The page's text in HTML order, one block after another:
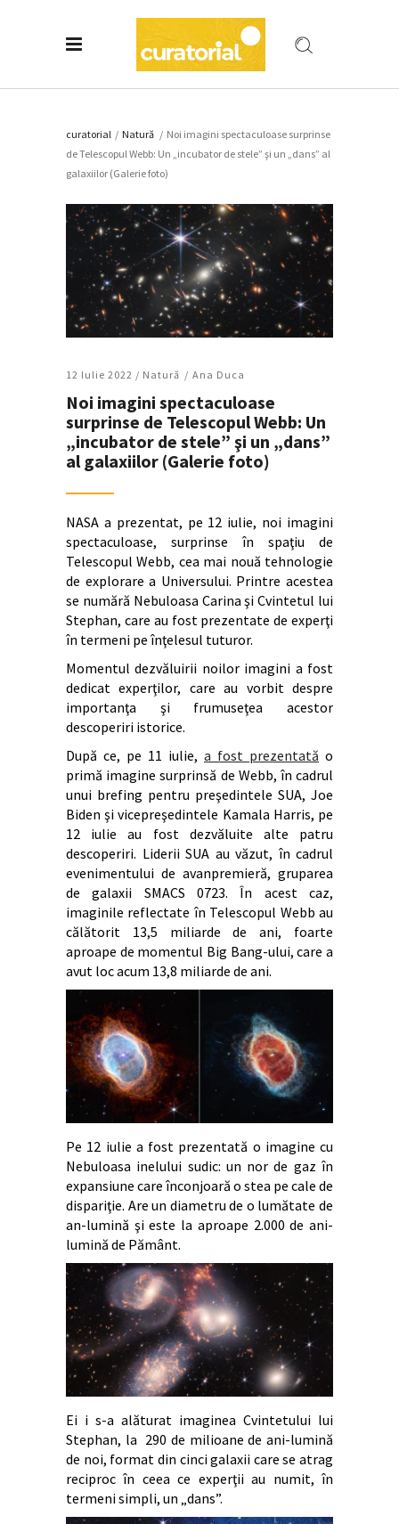
curatorial / Natură / Noi imagini spectaculoase surprinse
de Telescopul Webb: Un „incubator de stele” şi un „dans” al
galaxiilor (Galerie foto)
12 Iulie 2022 / Natură Ana Duca
Noi imagini spectaculoase
surprinse de Telescopul Webb: Un
„incubator de stele” şi un „dans”
al galaxiilor (Galerie foto)
NASA a prezentat, pe 12 iulie, noi imagini
spectaculoase, surprinse în spaţiu de
Telescopul Webb, cea mai nouă tehnologie
de explorare a Universului. Printre acestea
se numără Nebuloasa Carina şi Cvintetul lui
Stephan, care au fost prezentate de experţi
în termeni pe înţelesul tuturor.
Momentul dezvăluirii noilor imagini a fost
dedicat experţilor, care au vorbit despre
importanţa şi frumuseţea acestor
descoperiri istorice.
După ce, pe 11 iulie, a fost prezentată o
primă imagine surprinsă de Webb, în cadrul
unui brefing pentru preşedintele SUA, Joe
Biden şi vicepreşedintele Kamala Harris, pe
12 iulie au fost dezvăluite alte patru
descoperiri. Liderii SUA au văzut, în cadrul
evenimentului de avanpremieră, gruparea
de galaxii SMACS 0723. În acest caz,
imaginile reflectate în Telescopul Webb au
călătorit 13,5 miliarde de ani, foarte
aproape de momentul Big Bang-ului, care a
avut loc acum 13,8 miliarde de ani.
Pe 12 iulie a fost prezentată o imagine cu
Nebuloasa inelului sudic: un nor de gaz în
expansiune care înconjoară o stea pe cale de
dispariţie. Are un diametru de o lumătate de
an-lumină şi este la aproape 2.000 de ani-
lumină de Pământ.
Ei i s-a alăturat imaginea Cvintetului lui
Stephan, la 290 de milioane de ani-lumină
de noi, format din cinci galaxii care se atrag
reciproc în ceea ce experţii au numit, în
termeni simpli, un „dans”.